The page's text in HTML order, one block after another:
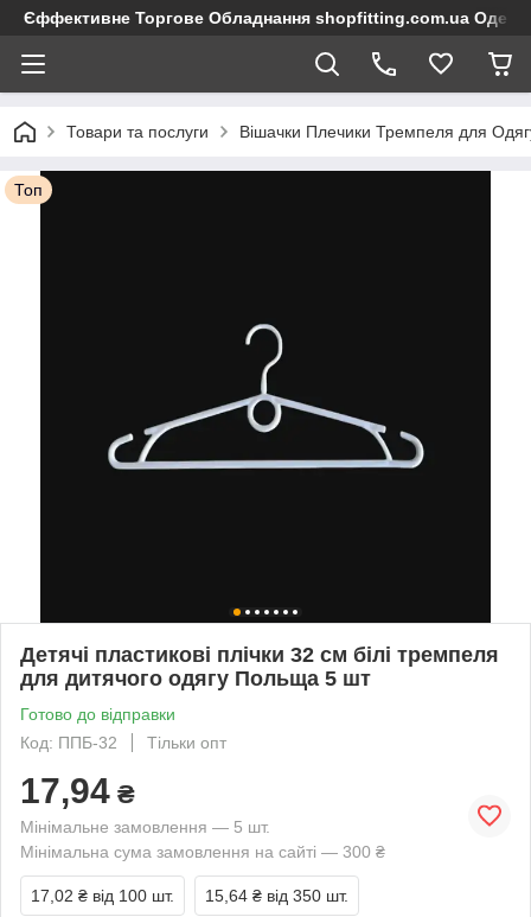
Єффективне Торгове Обладнання shopfitting.com.ua Одеса
Товари та послуги Вішачки Плечики Тремпеля для
Топ
Детячі пластикові плічки 32 см білі тремпеля
для дитячого одягу Польща 5 шт
Готово до відправки
Код: ППБ-32
Тільки опт
17,94 ₴
Мінімальне замовлення — 5 шт.
Мінімальна сума замовлення на сайті — 300 ₴
17,02 ₴ від 100 шт. 15,64 ₴ від 350 шт.